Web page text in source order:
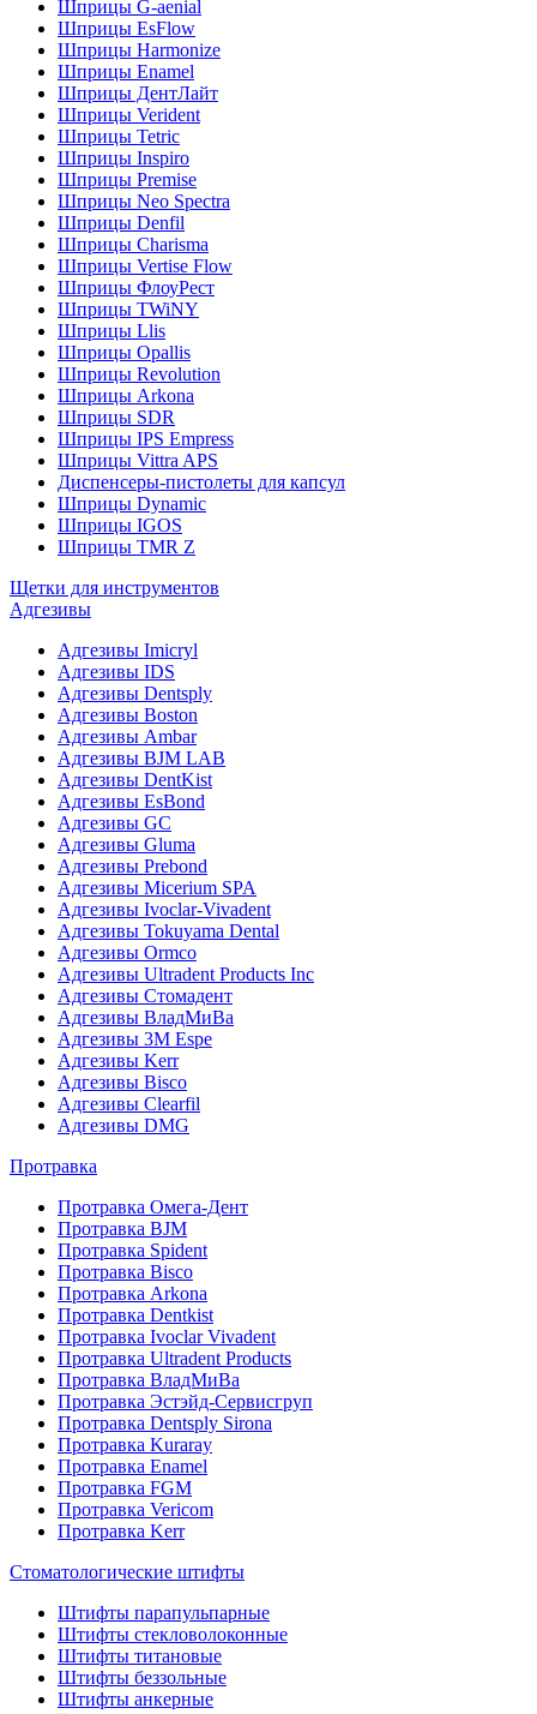
Шприцы G-aenial
Шприцы EsFlow
Шприцы Harmonize
Шприцы Enamel
Шприцы ДентЛайт
Шприцы Verident
Шприцы Tetric
Шприцы Inspiro
Шприцы Premise
Шприцы Neo Spectra
Шприцы Denfil
Шприцы Charisma
Шприцы Vertise Flow
Шприцы ФлоуРест
Шприцы TWiNY
Шприцы Llis
Шприцы Opallis
Шприцы Revolution
Шприцы Arkona
Шприцы SDR
Шприцы IPS Empress
Шприцы Vittra APS
Диспенсеры-пистолеты для капсул
Шприцы Dynamic
Шприцы IGOS
Шприцы TMR Z
Щетки для инструментов
Адгезивы
Адгезивы Imicryl
Адгезивы IDS
Адгезивы Dentsply
Адгезивы Boston
Адгезивы Ambar
Адгезивы BJM LAB
Адгезивы DentKist
Адгезивы EsBond
Адгезивы GC
Адгезивы Gluma
Адгезивы Prebond
Адгезивы Micerium SPA
Адгезивы Ivoclar-Vivadent
Адгезивы Tokuyama Dental
Адгезивы Ormco
Адгезивы Ultradent Products Inc
Адгезивы Стомадент
Адгезивы ВладМиВа
Адгезивы 3M Espe
Адгезивы Kerr
Адгезивы Bisco
Адгезивы Clearfil
Адгезивы DMG
Протравка
Протравка Омега-Дент
Протравка BJM
Протравка Spident
Протравка Bisco
Протравка Arkona
Протравка Dentkist
Протравка Ivoclar Vivadent
Протравка Ultradent Products
Протравка ВладМиВа
Протравка Эстэйд-Сервисгруп
Протравка Dentsply Sirona
Протравка Kuraray
Протравка Enamel
Протравка FGM
Протравка Vericom
Протравка Kerr
Стоматологические штифты
Штифты парапульпарные
Штифты стекловолоконные
Штифты титановые
Штифты беззольные
Штифты анкерные